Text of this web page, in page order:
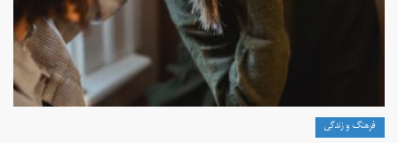
فرهنگ و زندگی